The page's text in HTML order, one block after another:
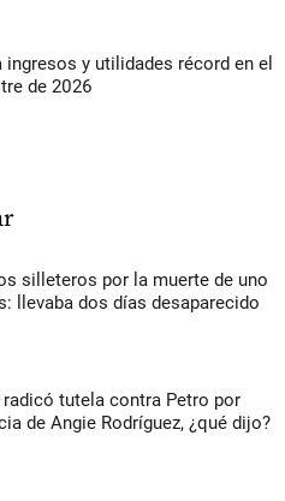
y utilidades récord en el
de 2026
silleteros por la muerte de uno
llevaba dos días desaparecido
radicó tutela contra Petro por
de Angie Rodríguez, ¿qué dijo?